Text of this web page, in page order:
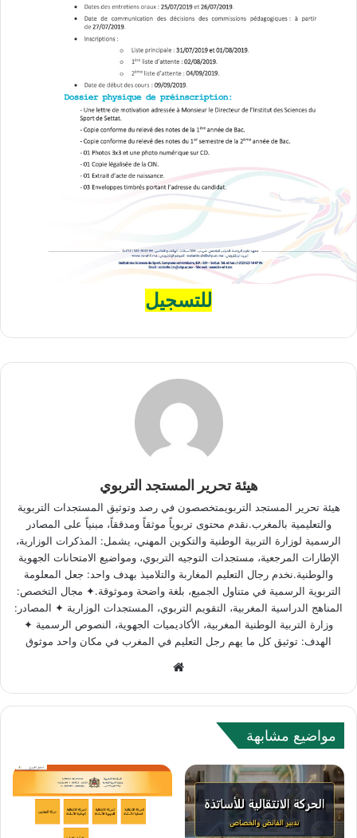
للتسجيل
هيئة تحرير المستجد التربوي
هيئة تحرير المستجد التربويمتخصصون في رصد وتوثيق المستجدات التربوية
والتعليمية بالمغرب.نقدم محتوى تربوياً موثقاً ومدققاً، مبنياً على المصادر
الرسمية لوزارة التربية الوطنية والتكوين المهني، يشمل: المذكرات الوزارية،
الإطارات المرجعية، مستجدات التوجيه التربوي، ومواضيع الامتحانات الجهوية
والوطنية.نخدم رجال التعليم المغاربة والتلاميذ بهدف واحد: جعل المعلومة
التربوية الرسمية في متناول الجميع، بلغة واضحة وموثوقة.✦ مجال التخصص:
المناهج الدراسية المغربية، التقويم التربوي، المستجدات الوزارية ✦ المصادر:
وزارة التربية الوطنية المغربية، الأكاديميات الجهوية، النصوص الرسمية ✦
الهدف: توثيق كل ما يهم رجل التعليم في المغرب في مكان واحد موثوق
b
مواضيع مشابهة